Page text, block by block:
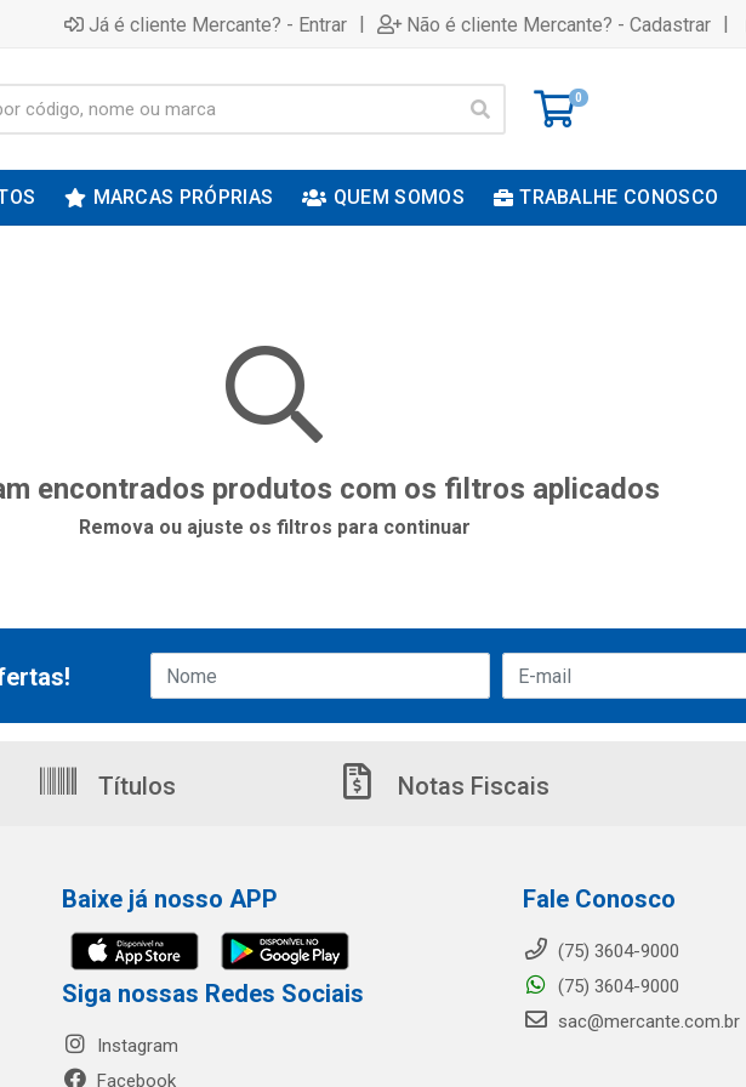
Já é cliente Mercante? - Entrar | Não é cliente Mercante? - Cadastrar |
0
MARCAS PRÓPRIAS QUEM SOMOS TRABALHE CONOSCO
encontrados produtos com os filtros aplicados
Remova ou ajuste os filtros para continuar
Títulos Notas Fiscais
Baixe já nosso APP
Siga nossas Redes Sociais
Instagram
Facebook
Fale Conosco
(75) 3604-9000
(75) 3604-9000
sac@mercante.com.br